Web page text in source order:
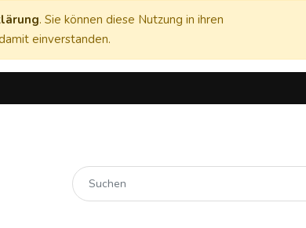
. Sie können diese Nutzung in ihren
einverstanden.